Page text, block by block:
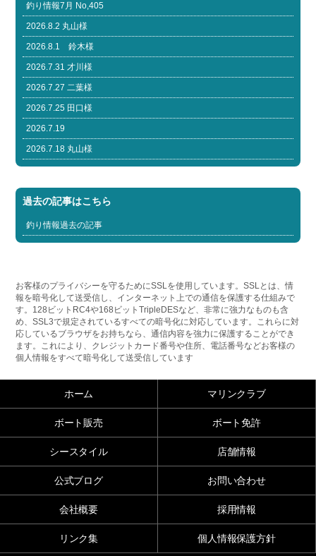
釣り情報7月 No,405
2026.8.2 丸山様
2026.8.1 鈴木様
2026.7.31 才川様
2026.7.27 二葉様
2026.7.25 田口様
2026.7.19
2026.7.18 丸山様
過去の記事はこちら
釣り情報過去の記事
お客様のプライバシーを守るためにSSLを使用しています。SSLとは、情
報を暗号化して送受信し、インターネット上での通信を保護する仕組みで
す。128ビットRC4や168ビットTripleDESなど、非常に強力なものも含
め、SSL3で規定されているすべての暗号化に対応しています。これらに対
応しているブラウザをお持ちなら、通信内容を強力に保護することができ
ます。これにより、クレジットカード番号や住所、電話番号などお客様の
個人情報をすべて暗号化して送受信しています
ホーム マリンクラブ
ボート販売 ボート免許
シースタイル 店舗情報
公式ブログ お問い合わせ
会社概要 採用情報
リンク集 個人情報保護方針